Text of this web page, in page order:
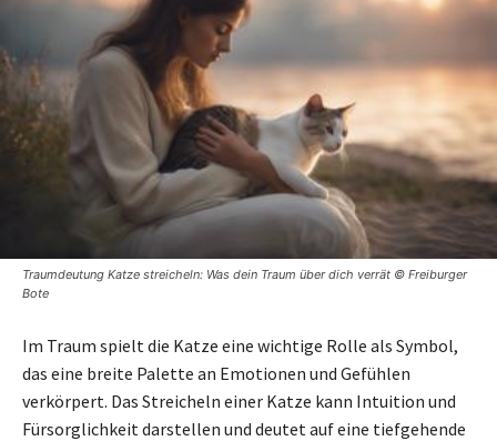
Traumdeutung Katze streicheln: Was dein Traum über dich verrät © Freiburger
Bote
Im Traum spielt die Katze eine wichtige Rolle als Symbol,
das eine breite Palette an Emotionen und Gefühlen
verkörpert. Das Streicheln einer Katze kann Intuition und
Fürsorglichkeit darstellen und deutet auf eine tiefgehende